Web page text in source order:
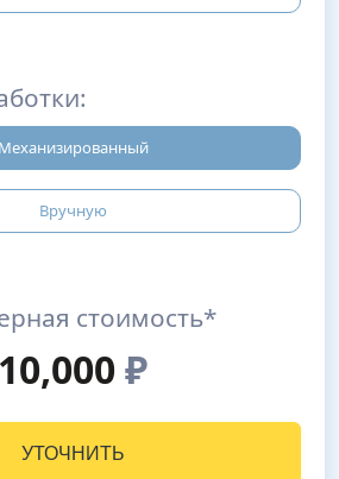
Механизированный
Вручную
стоимость*
10,000₽
УТОЧНИТЬ